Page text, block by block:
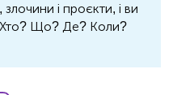
і проєкти, і ви
Хто? Що? Де? Коли?